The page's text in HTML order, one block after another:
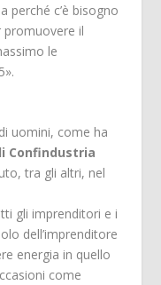
perché c’è bisogno
promuovere il
le
uomini, come ha
Confindustria
tra gli altri, nel
gli imprenditori e i
dell’imprenditore
energia in quello
come